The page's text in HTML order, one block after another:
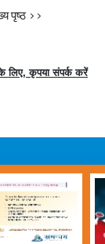
पृष्ठ>>
लिए, कृपया संपर्क करें